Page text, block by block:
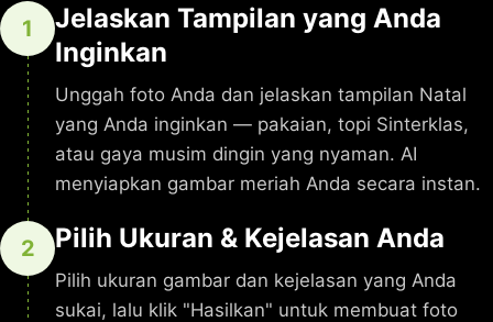
1
Jelaskan Tampilan yang Anda
Inginkan
Unggah foto Anda dan jelaskan tampilan Natal
yang Anda inginkan — pakaian, topi Sinterklas,
atau gaya musim dingin yang nyaman. AI
menyiapkan gambar meriah Anda secara instan.
2 Pilih Ukuran & Kejelasan Anda
Pilih ukuran gambar dan kejelasan yang Anda
sukai, lalu klik "Hasilkan" untuk membuat foto